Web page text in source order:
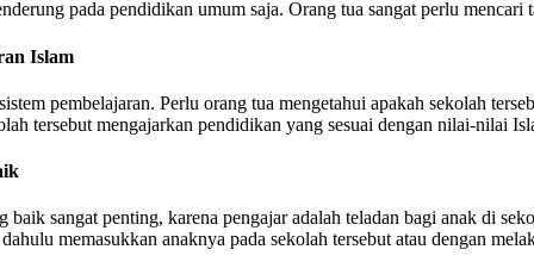
pada pendidikan umum saja. Orang tua sangat perlu mencari
Islam
pembelajaran. Perlu orang tua mengetahui apakah sekolah
tersebut mengajarkan pendidikan yang sesuai dengan nilai-nilai
sangat penting, karena pengajar adalah teladan bagi anak di
memasukkan anaknya pada sekolah tersebut atau dengan